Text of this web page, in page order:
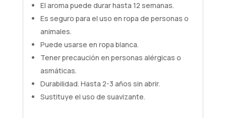
El aroma puede durar hasta 12 semanas.
Es seguro para el uso en ropa de personas o
animales.
Puede usarse en ropa blanca.
Tener precaución en personas alérgicas o
asmáticas.
Durabilidad. Hasta 2-3 años sin abrir.
Sustituye el uso de suavizante.